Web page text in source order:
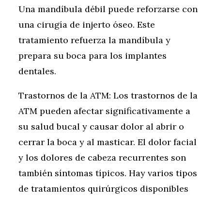
Una mandíbula débil puede reforzarse con
una cirugía de injerto óseo. Este
tratamiento refuerza la mandíbula y
prepara su boca para los implantes
dentales.
Trastornos de la ATM: Los trastornos de la
ATM pueden afectar significativamente a
su salud bucal y causar dolor al abrir o
cerrar la boca y al masticar. El dolor facial
y los dolores de cabeza recurrentes son
también síntomas típicos. Hay varios tipos
de tratamientos quirúrgicos disponibles